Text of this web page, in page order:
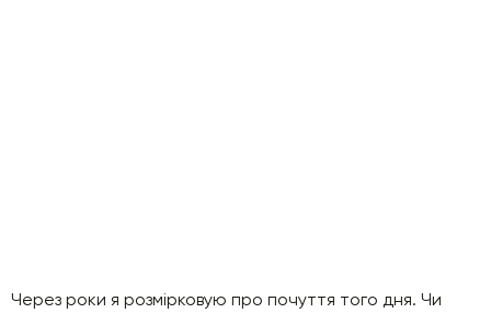
Через роки я розмірковую про почуття того дня. Чи